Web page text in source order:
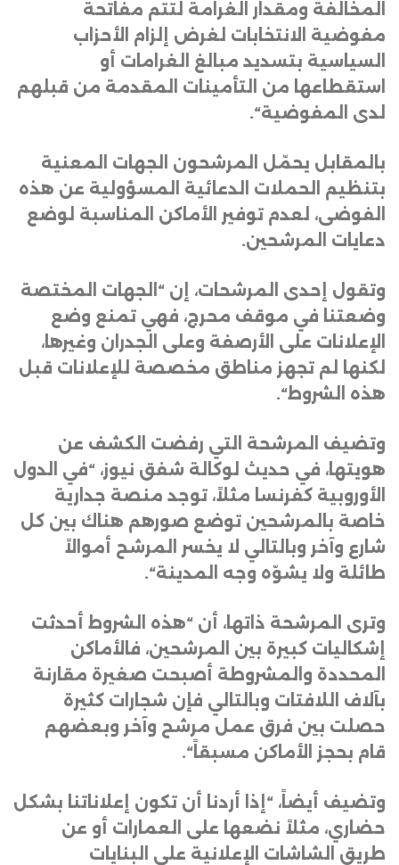
المخالفة ومقدار الغرامة لتتم مفاتحة
مفوضية الانتخابات لغرض إلزام الأحزاب
السياسية بتسديد مبالغ الغرامات أو
استقطاعها من التأمينات المقدمة من قبلهم
لدى المفوضية“.
بالمقابل يحمّل المرشحون الجهات المعنية
بتنظيم الحملات الدعائية المسؤولية عن هذه
الفوضى، لعدم توفير الأماكن المناسبة لوضع
دعايات المرشحين.
وتقول إحدى المرشحات، إن “الجهات المختصة
وضعتنا في موقف محرج، فهي تمنع وضع
الإعلانات على الأرصفة وعلى الجدران وغيرها،
لكنها لم تجهز مناطق مخصصة للإعلانات قبل
هذه الشروط“.
وتضيف المرشحة التي رفضت الكشف عن
هويتها، في حديث لوكالة شفق نيوز، “في الدول
الأوروبية كفرنسا مثلاً، توجد منصة جدارية
خاصة بالمرشحين توضع صورهم هناك بين كل
شارع وآخر وبالتالي لا يخسر المرشح أموالاً
طائلة ولا يشوّه وجه المدينة“.
وترى المرشحة ذاتها، أن “هذه الشروط أحدثت
إشكاليات كبيرة بين المرشحين، فالأماكن
المحددة والمشروطة أصبحت صغيرة مقارنة
بآلاف اللافتات وبالتالي فإن شجارات كثيرة
حصلت بين فرق عمل مرشح وآخر وبعضهم
قام بحجز الأماكن مسبقاً“.
وتضيف أيضاً، “إذا أردنا أن تكون إعلاناتنا بشكل
حضاري، مثلاً نضعها على العمارات أو عن
طريق الشاشات الإعلانية على البنايات